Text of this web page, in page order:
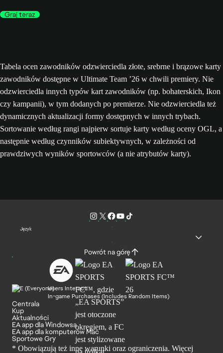
Graj teraz
Tabela ocen zawodników odzwierciedla złote, srebrne i brązowe karty
zawodników dostępne w Ultimate Team ’26 w chwili premiery. Nie
odzwierciedla innych typów kart zawodników (np. bohaterskich, Ikon
czy kampanii), w tym dodanych po premierze. Nie odzwierciedla też
dynamicznych aktualizacji formy dostępnych w innych trybach.
Sortowanie według rangi najpierw sortuje karty według oceny OGL, a
następnie według czynników subiektywnych, w zależności od
prawdziwych wyników sportowców (a nie atrybutów karty).
Język
Powrót na górę
Users Interact
In-game Purchases (Includes Random Items)
Centrala
Kup
Aktualności
EA app dla Windowsa
EA app dla komputerów Mac
Sportowe Gry
* Obowiązują też inne warunki oraz ograniczenia. Więcej